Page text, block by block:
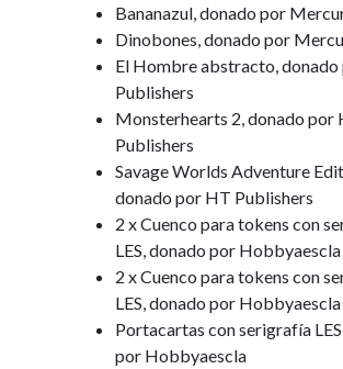
Bananazul, donado por
Dinobones, donado por
El Hombre abstracto,
Publishers
Monsterhearts 2, donado por
Publishers
Savage Worlds Adventure
donado por HT Publishers
2 x Cuenco para tokens con
LES, donado por Hobbyaescla
2 x Cuenco para tokens con
LES, donado por Hobbyaescla
Portacartas con serigrafía
por Hobbyaescla